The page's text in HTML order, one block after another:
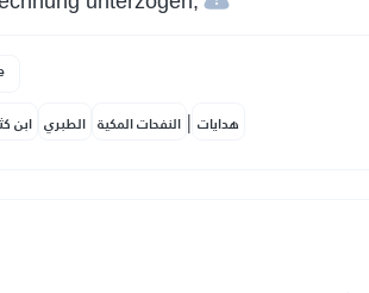
ابن الطبري النفحات المكية | هدايات